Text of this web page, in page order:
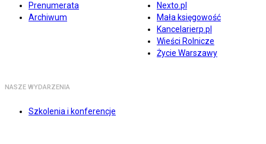
Prenumerata
Archiwum
Nexto.pl
Mała księgowość
Kancelarierp.pl
Wieści Rolnicze
Życie Warszawy
NASZE WYDARZENIA
Szkolenia i konferencje